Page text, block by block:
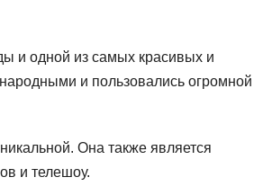
и одной из самых красивых и
и пользовались огромной
Она также является
и телешоу.